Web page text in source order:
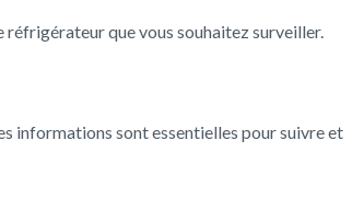
que vous souhaitez surveiller.
informations sont essentielles pour suivre et